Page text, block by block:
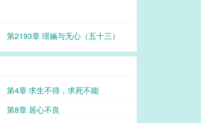
第2193章 璟婳与无心（五十三）
第4章 求生不得，求死不能
第8章 居心不良